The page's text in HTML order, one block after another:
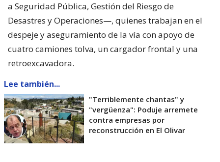
a Seguridad Pública, Gestión del Riesgo de
Desastres y Operaciones—, quienes trabajan en el
despeje y aseguramiento de la vía con apoyo de
cuatro camiones tolva, un cargador frontal y una
retroexcavadora.
Lee también...
"Terriblemente chantas" y
"vergüenza": Poduje arremete
contra empresas por
reconstrucción en El Olivar